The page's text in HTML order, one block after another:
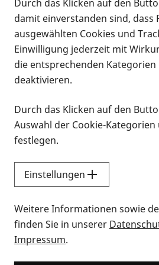
Infomaterial
Infomaterial
Vorlesen
Alle
Sie
Durch das Klicken auf den
damit einverstanden sind, dass
ausgewählten Cookies und
Einwilligung jederzeit mit
die entsprechenden
deaktivieren.
Durch das Klicken auf den
Auswahl der Cookie-
festlegen.
Einstellungen
Weitere Informationen sowie
finden Sie in unserer
Impressum.